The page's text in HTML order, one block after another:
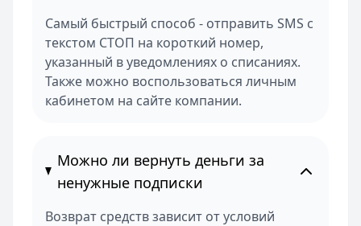
Самый быстрый способ - отправить SMS с
текстом СТОП на короткий номер,
указанный в уведомлениях о списаниях.
Также можно воспользоваться личным
кабинетом на сайте компании.
Можно ли вернуть деньги за
ненужные подписки
Возврат средств зависит от условий